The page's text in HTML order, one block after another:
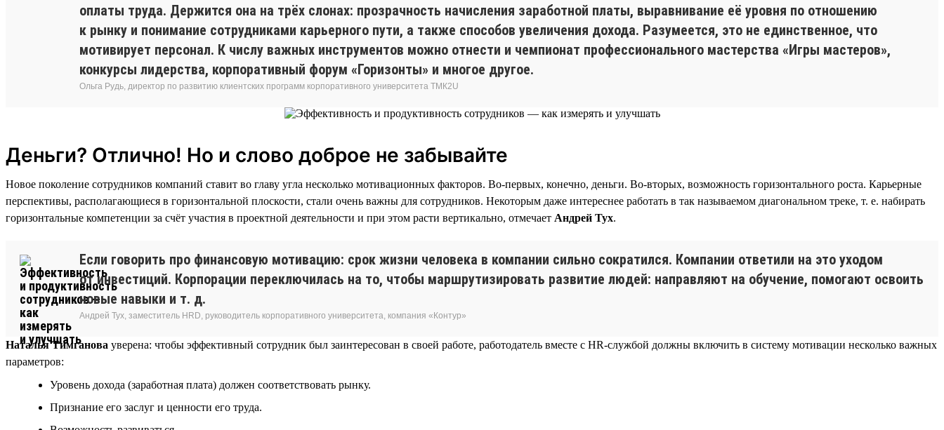
оплаты труда. Держится она на трёх слонах: прозрачность начисления заработной платы, выравнивание её уровня по отношению
к рынку и понимание сотрудниками карьерного пути, а также способов увеличения дохода. Разумеется, это не единственное, что
мотивирует персонал. К числу важных инструментов можно отнести и чемпионат профессионального мастерства «Игры мастеров»,
конкурсы лидерства, корпоративный форум «Горизонты» и многое другое.
Ольга Рудь, директор по развитию клиентских программ корпоративного университета ТМК2U
Деньги? Отлично! Но и слово доброе не забывайте
Новое поколение сотрудников компаний ставит во главу угла несколько мотивационных факторов. Во-первых, конечно, деньги. Во-вторых, возможность горизонтального роста. Карьерные
перспективы, располагающиеся в горизонтальной плоскости, стали очень важны для сотрудников. Некоторым даже интереснее работать в так называемом диагональном треке, т. е. набирать
горизонтальные компетенции за счёт участия в проектной деятельности и при этом расти вертикально, отмечает Андрей Тух.
Если говорить про финансовую мотивацию: срок жизни человека в компании сильно сократился. Компании ответили на это уходом
от инвестиций. Корпорации переключилась на то, чтобы маршрутизировать развитие людей: направляют на обучение, помогают освоить
новые навыки и т. д.
Андрей Тух, заместитель HRD, руководитель корпоративного университета, компания «Контур»
Наталья Тимганова уверена: чтобы эффективный сотрудник был заинтересован в своей работе, работодатель вместе с HR-службой должны включить в систему мотивации несколько важных
параметров:
Уровень дохода (заработная плата) должен соответствовать рынку.
Признание его заслуг и ценности его труда.